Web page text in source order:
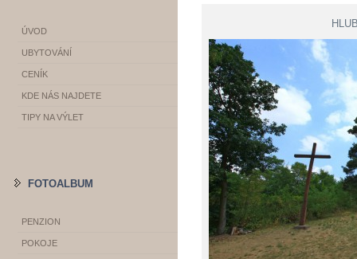
ÚVOD
UBYTOVÁNÍ
CENÍK
KDE NÁS NAJDETE
TIPY NA VÝLET
FOTOALBUM
PENZION
POKOJE